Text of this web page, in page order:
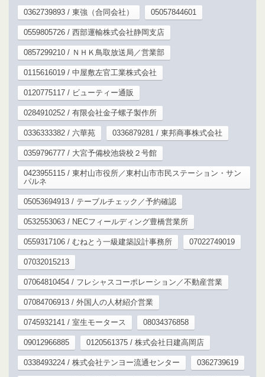
0362739893 / 東強（合同会社） 05057844601
0559805726 / 西部運輸株式会社静岡支店
0857299210 / ＮＨＫ鳥取放送局／営業部
0115616019 / 中屋敷左官工業株式会社
0120775117 / ビューティー通販
0284910252 / 有限会社金子螺子製作所
0336333382 / 六華苑 0336879281 / 東邦商事株式会社
0359796777 / 大宮予備校池袋校２号館
0423955115 / 東村山市役所／東村山市市民ステーション・サン
パルネ
05053694913 / テーブルチェック／予約確認
0532553063 / NECフィールディング豊橋営業所
0559317106 / むねとう一級建築設計事務所 07022749019
07032015213
07064810454 / フレシャスコーポレーション／不動産営業
07084706913 / 外国人の人材紹介営業
0745932141 / 室生モータース 08034376858
09012966885 0120561375 / 株式会社日建高岡店
0338493224 / 株式会社テンヨー流通センター 0362739619